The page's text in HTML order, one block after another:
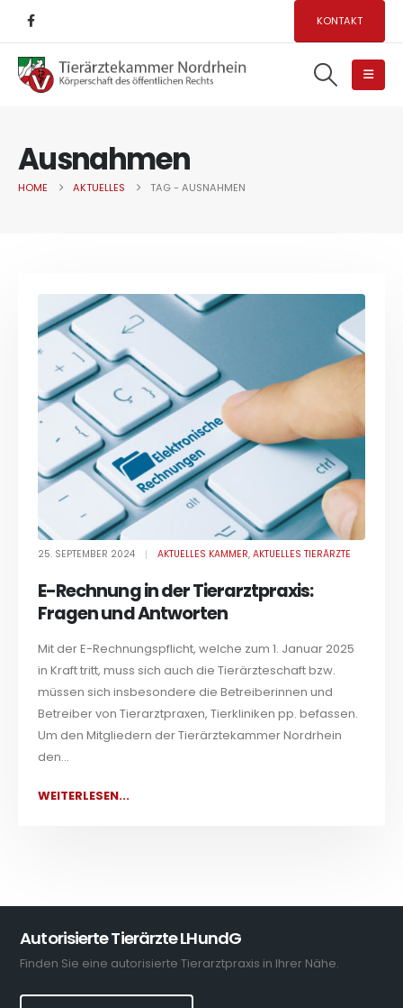
KONTAKT
Ausnahmen
HOME AKTUELLES TAG - AUSNAHMEN
25. SEPTEMBER 2024 AKTUELLES KAMMER,AKTUELLES TIERÄRZTE
E-Rechnung in der Tierarztpraxis:
Fragen und Antworten
Mit der E-Rechnungspflicht, welche zum 1. Januar 2025
in Kraft tritt, muss sich auch die Tierärzteschaft bzw.
müssen sich insbesondere die Betreiberinnen und
Betreiber von Tierarztpraxen, Tierkliniken pp. befassen.
Um den Mitgliedern der Tierärztekammer Nordrhein
den...
WEITERLESEN...
Autorisierte Tierärzte LHundG
Finden Sie eine autorisierte Tierarztpraxis in Ihrer Nähe.